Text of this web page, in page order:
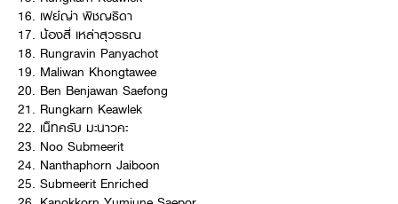
16. เฟย์ญ่า พิชญธิดา
17. น้องสี่ เหล่าสุวรรณ
18. Rungravin Panyachot
19. Maliwan Khongtawee
20. Ben Benjawan Saefong
21. Rungkarn Keawlek
22. เน็ทครับ มะนาวคะ
23. Noo Submeerit
24. Nanthaphorn Jaiboon
25. Submeerit Enriched